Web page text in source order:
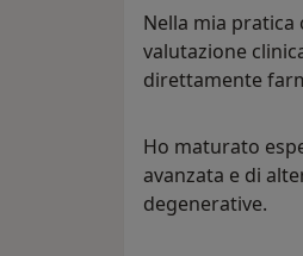
Nella mia pratica
valutazione
direttamente
Ho maturato
avanzata e di
degenerative.